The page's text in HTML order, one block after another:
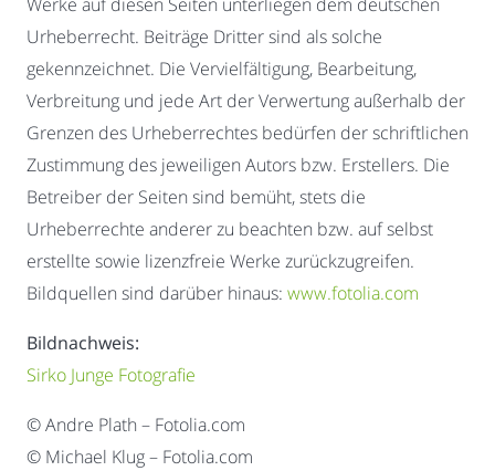
Urheberrecht. Beiträge Dritter sind als solche
gekennzeichnet. Die Vervielfältigung, Bearbeitung,
Verbreitung und jede Art der Verwertung außerhalb der
Grenzen des Urheberrechtes bedürfen der schriftlichen
Zustimmung des jeweiligen Autors bzw. Erstellers. Die
Betreiber der Seiten sind bemüht, stets die
Urheberrechte anderer zu beachten bzw. auf selbst
erstellte sowie lizenzfreie Werke zurückzugreifen.
Bildquellen sind darüber hinaus: www.fotolia.com
Bildnachweis:
Sirko Junge Fotografie
© Andre Plath – Fotolia.com
© Michael Klug – Fotolia.com